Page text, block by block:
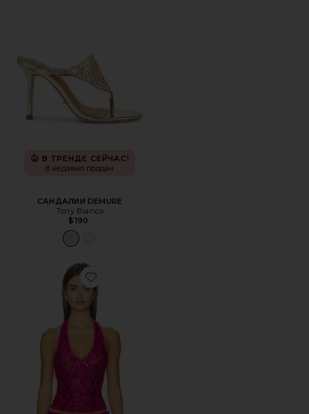
В ТРЕНДЕ СЕЙЧАС!
8 недавно продан
САНДАЛИИ DEMURE
Tony Bianco
$190
Favorite ТОП VIVIAN